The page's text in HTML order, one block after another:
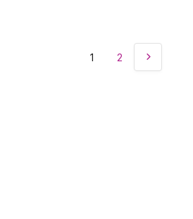
1 2